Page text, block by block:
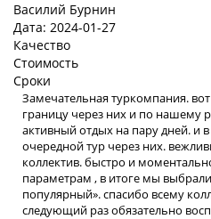
Василий Бурнин
Дата: 2024-01-27
Качество
Стоимость
Сроки
Замечательная туркомпания.
границу через них и по нашему
активный отдых на пару дней. и
очередной тур через них.
коллектив. быстро и
параметрам , в итоге мы
популярный». спасибо всему
следующий раз обязательно